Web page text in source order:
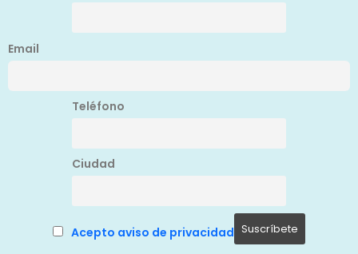
Email
Teléfono
Ciudad
Acepto aviso de privacidad